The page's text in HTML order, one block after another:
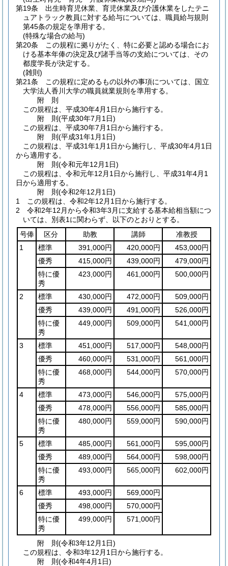
第19条
出生時育児休業、育児休業及び介護休業をしたテニ
ュアトラック教員に対する給与については、職員給与規則
第45条の規定を準用する。
(特殊な場合の給与)
第20条
この規程に拠りがたく、特に必要と認める場合にお
ける基本年俸の決定及び諸手当等の支給については、その
都度学長が決定する。
(雑則)
第21条
この規程に定めるもの以外の事項については、国立
大学法人香川大学の職員就業規則を準用する。
附 則
この規程は、平成30年4月1日から施行する。
附 則(平成30年7月1日)
この規程は、平成30年7月1日から施行する。
附 則(平成31年1月1日)
この規程は、平成31年1月1日から施行し、平成30年4月1日
から適用する。
附 則(令和元年12月1日)
この規程は、令和元年12月1日から施行し、平成31年4月1
日から適用する。
附 則(令和2年12月1日)
1
この規程は、令和2年12月1日から施行する。
2
令和2年12月から令和3年3月に支給する基本給相当額につ
いては、別表1に関わらず、以下のとおりとする。
号俸
区分 助教 講師
准教授
1
標準 391,000円 420,000円
453,000円
優秀
415,000円 439,000円
479,000円
特に優
秀
423,000円 461,000円 500,000円
2 標準 430,000円 472,000円
509,000円
優秀
439,000円 491,000円
526,000円
特に優
秀
449,000円 509,000円 541,000円
3 標準 451,000円 517,000円
548,000円
優秀
460,000円 531,000円
561,000円
特に優
秀
468,000円 544,000円 570,000円
4 標準 473,000円 546,000円
575,000円
優秀
478,000円 556,000円
585,000円
特に優
秀
480,000円 559,000円 590,000円
5 標準 485,000円 561,000円
595,000円
優秀
489,000円 564,000円
598,000円
特に優
秀
493,000円 565,000円 602,000円
6 標準 493,000円
569,000円
優秀
498,000円
570,000円
特に優
秀
499,000円 571,000円
附 則(令和3年12月1日)
この規程は、令和3年12月1日から施行する。
附 則(令和4年4月1日)